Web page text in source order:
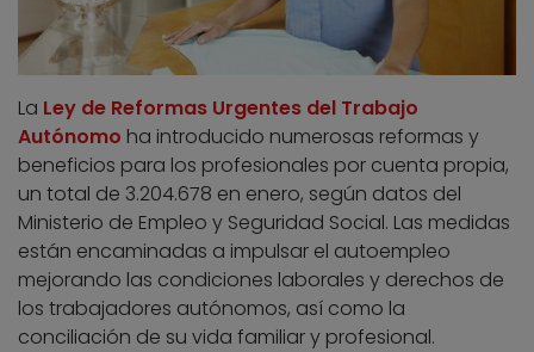
La Ley de Reformas Urgentes del Trabajo
Autónomo ha introducido numerosas reformas y
beneficios para los profesionales por cuenta propia,
un total de 3.204.678 en enero, según datos del
Ministerio de Empleo y Seguridad Social. Las medidas
están encaminadas a impulsar el autoempleo
mejorando las condiciones laborales y derechos de
los trabajadores autónomos, así como la
conciliación de su vida familiar y profesional.